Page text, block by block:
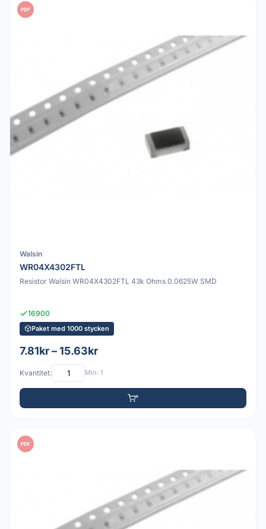
PDF
Walsin
WR04X4302FTL
Resistor Walsin WR04X4302FTL 43k Ohms 0.0625W SMD
16900
Paket med 1000 stycken
7.81kr – 15.63kr
Kvantitet: Min: 1
PDF